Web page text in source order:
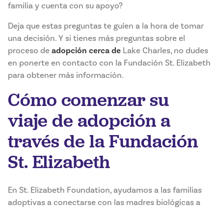
familia y cuenta con su apoyo?
Deja que estas preguntas te guíen a la hora de tomar
una decisión. Y si tienes más preguntas sobre el
proceso deadopción cerca de Lake Charles, no dudes
en ponerte en contacto con la Fundación St. Elizabeth
para obtener más información.
Cómo comenzar su
viaje de adopción a
través de la Fundación
St. Elizabeth
En St. Elizabeth Foundation, ayudamos a las familias
adoptivas a conectarse con las madres biológicas a